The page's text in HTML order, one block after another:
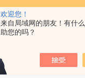
欢迎您！
来自局域网的朋友！有什
助您的吗？